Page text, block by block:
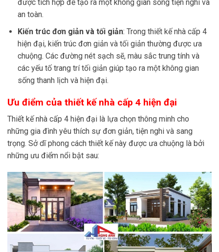
được tích hợp để tạo ra một không gian sống tiện nghi và
an toàn.
Kiến trúc đơn giản và tối giản: Trong thiết kế nhà cấp 4
hiện đại, kiến trúc đơn giản và tối giản thường được ưa
chuộng. Các đường nét sạch sẽ, màu sắc trung tính và
các yếu tố trang trí tối giản giúp tạo ra một không gian
sống thanh lịch và hiện đại.
Ưu điểm của thiết kế nhà cấp 4 hiện đại
Thiết kế nhà cấp 4 hiện đại là lựa chọn thông minh cho
những gia đình yêu thích sự đơn giản, tiện nghi và sang
trọng. Sở dĩ phong cách thiết kế này được ưa chuộng là bởi
những ưu điểm nổi bật sau: